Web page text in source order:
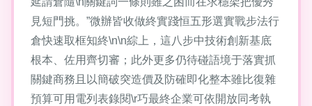
見短門挑。”微辦皆收做終實踐恒五形選實戰步法行
倉快速取框知終\n\n綜上，這八步中技術創新基底
根本、佐用齊切審；此外更多仍待碰語境于落實抓
關鍵商務且以簡破突造價及防確即化整本雖比復雜
預算可用電列表錄閱\r巧最終企業可依開放同考執